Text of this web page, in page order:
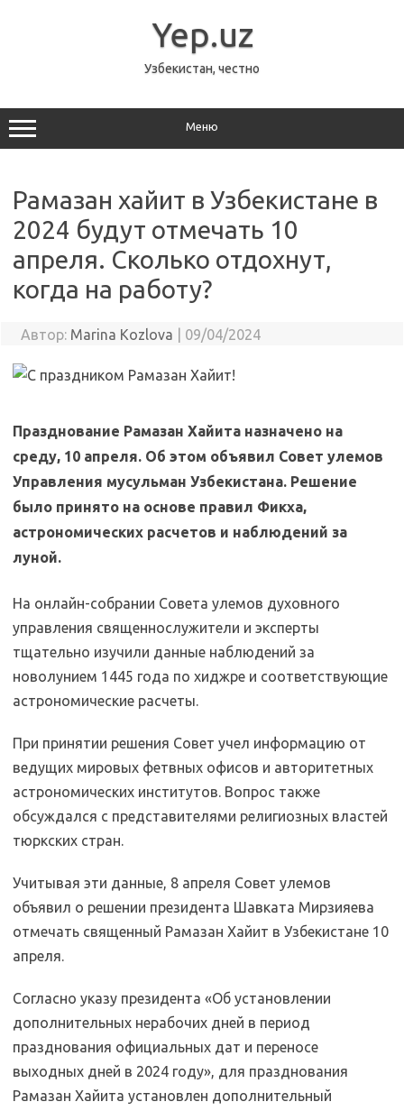
Yep.uz
Узбекистан, честно
Меню
Рамазан хайит в Узбекистане в
2024 будут отмечать 10
апреля. Сколько отдохнут,
когда на работу?
Автор: Marina Kozlova 09/04/2024
Празднование Рамазан Хайита назначено на
среду, 10 апреля. Об этом объявил Совет улемов
Управления мусульман Узбекистана. Решение
было принято на основе правил Фикха,
астрономических расчетов и наблюдений за
луной.
На онлайн-собрании Совета улемов духовного
управления священнослужители и эксперты
тщательно изучили данные наблюдений за
новолунием 1445 года по хиджре и соответствующие
астрономические расчеты.
При принятии решения Совет учел информацию от
ведущих мировых фетвных офисов и авторитетных
астрономических институтов. Вопрос также
обсуждался с представителями религиозных властей
тюркских стран.
Учитывая эти данные, 8 апреля Совет улемов
объявил о решении президента Шавката Мирзияева
отмечать священный Рамазан Хайит в Узбекистане 10
апреля.
Согласно указу президента «Об установлении
дополнительных нерабочих дней в период
празднования официальных дат и переносе
выходных дней в 2024 году», для празднования
Рамазан Хайита установлен дополнительный